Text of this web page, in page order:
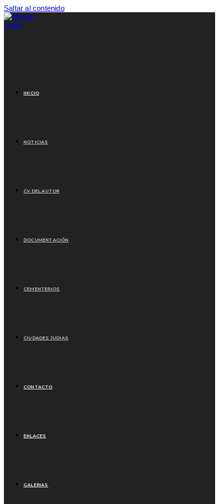
Saltar al contenido
INICIO
NOTICIAS
CV DEL AUTOR
DOCUMENTACIÓN
CEMENTERIOS
CIUDADES JUDIAS
CONTACTO
ENLACES
GALERIAS